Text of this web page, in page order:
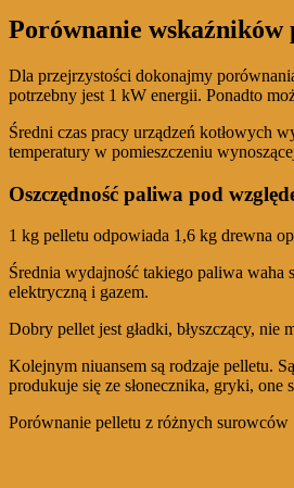
Porównanie wskaźników
Dla przejrzystości dokonajmy
potrzebny jest 1 kW energii. Ponadto
Średni czas pracy urządzeń kotłowych
temperatury w pomieszczeniu
Oszczędność paliwa pod
1 kg pelletu odpowiada 1,6 kg drewna
Średnia wydajność takiego paliwa
elektryczną i gazem.
Dobry pellet jest gładki, błyszczący, nie
Kolejnym niuansem są rodzaje pelletu.
produkuje się ze słonecznika, gryki, one
Porównanie pelletu z różnych surowców